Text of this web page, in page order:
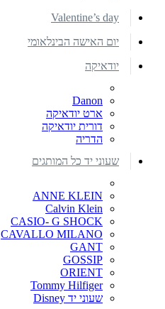
Valentine’s day
יום האישה הבינלאומי
יודאיקה
Danon
ארט יודאיקה
דורית יודאיקה
הדריה
שעוני יד כל המותגים
ANNE KLEIN
Calvin Klein
CASIO- G SHOCK
CAVALLO MILANO
GANT
GOSSIP
ORIENT
Tommy Hilfiger
שעוני יד Disney